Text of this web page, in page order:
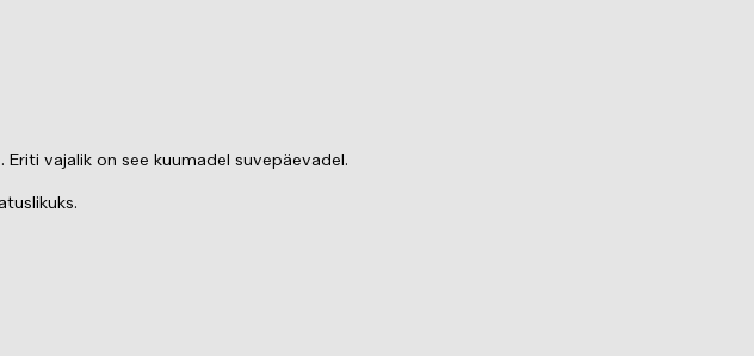
vajalik on see kuumadel suvepäevadel.